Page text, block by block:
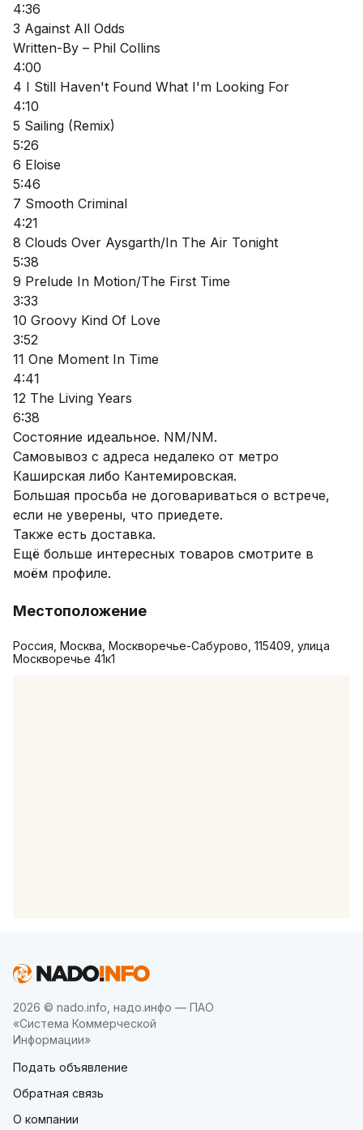
4:36
3 Against All Odds
Written-By – Phil Collins
4:00
4 I Still Haven't Found What I'm Looking For
4:10
5 Sailing (Remix)
5:26
6 Eloise
5:46
7 Smooth Criminal
4:21
8 Clouds Over Aysgarth/In The Air Tonight
5:38
9 Prelude In Motion/The First Time
3:33
10 Groovy Kind Of Love
3:52
11 One Moment In Time
4:41
12 The Living Years
6:38
Состояние идеальное. NM/NM.
Самовывоз с адреса недалеко от метро
Каширская либо Кантемировская.
Большая просьба не договариваться о встрече,
если не уверены, что приедете.
Также есть доставка.
Ещё больше интересных товаров смотрите в
моём профиле.
Местоположение
Россия, Москва, Москворечье-Сабурово, 115409, улица
Москворечье 41к1
2026 © nado.info, надо.инфо — ПАО
«Система Коммерческой
Информации»
Подать объявление
Обратная связь
О компании